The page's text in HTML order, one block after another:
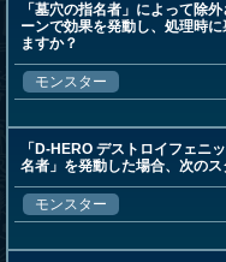
「墓穴の指名者」によって除
ーンで効果を発動し、処理時
ますか？
モンスター
「D-HERO デストロイフェニ
名者」を発動した場合、次の
モンスター